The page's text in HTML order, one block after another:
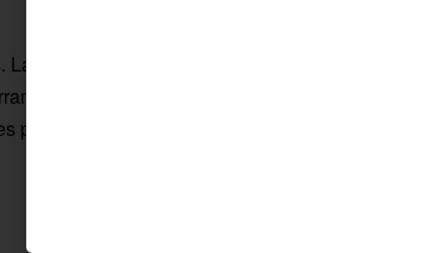
gente se acerca sin ningún complejo. Hemos
más para no equivocarte a la hora de
pronto para hacer un balance, pero estoy seguro